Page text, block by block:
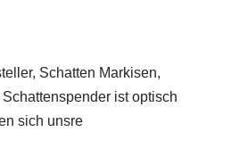
Schatten Markisen,
ist optisch
sich unsre